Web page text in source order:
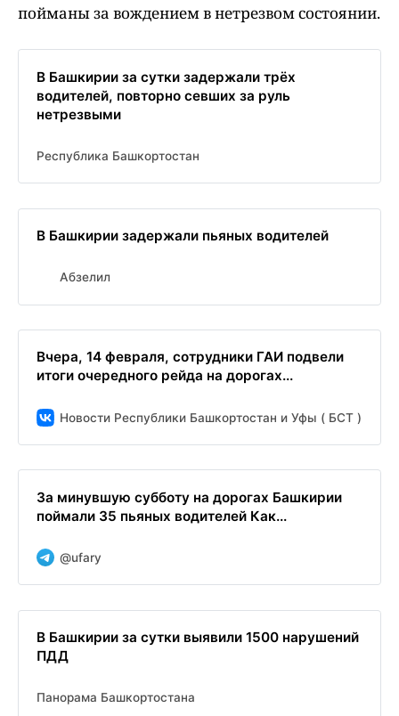
пойманы за вождением в нетрезвом состоянии.
В Башкирии за сутки задержали трёх
водителей, повторно севших за руль
нетрезвыми
Республика Башкортостан
В Башкирии задержали пьяных водителей
Абзелил
Вчера, 14 февраля, сотрудники ГАИ подвели
итоги очередного рейда на дорогах...
Новости Республики Башкортостан и Уфы ( БСТ )
За минувшую субботу на дорогах Башкирии
поймали 35 пьяных водителей Как...
@ufary
В Башкирии за сутки выявили 1500 нарушений
ПДД
Панорама Башкортостана